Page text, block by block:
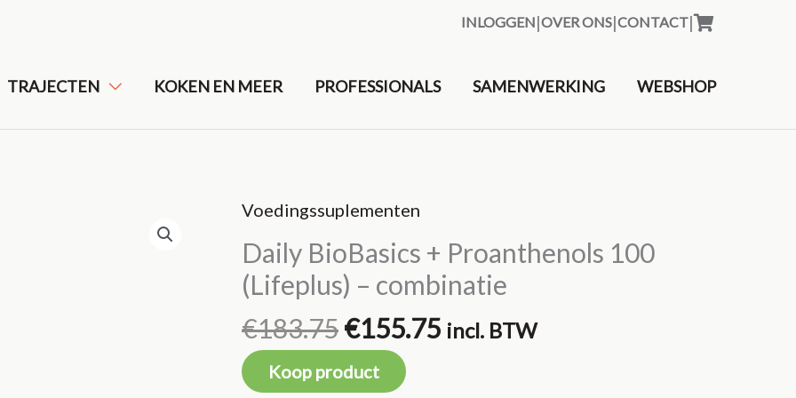
TRAJECTEN KOKEN EN MEER PROFESSIONALS SAMENWERKING WEBSHOP
INLOGGEN|OVER ONS|CONTACT|
Voedingssuplementen
Daily BioBasics + Proanthenols 100
(Lifeplus) – combinatie
€183.75Oorspronkelijke
prijs
was:
€155.75Huidige
incl. BTW
Koop product